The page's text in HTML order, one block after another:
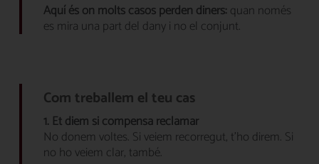
Aquí és on molts casos perden diners:quan només
es mira una part del dany i no el conjunt.
Com treballem el teu cas
1. Et diem si compensa reclamar
No donem voltes. Si veiem recorregut, t’ho direm. Si
no ho veiem clar, també.